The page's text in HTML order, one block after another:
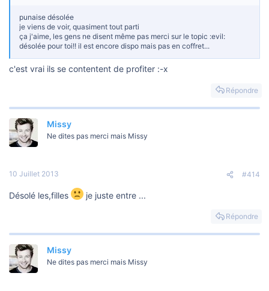
punaise désolée
je viens de voir, quasiment tout parti
ça j'aime, les gens ne disent même pas merci sur le topic :evil:
désolée pour toi!! il est encore dispo mais pas en coffret...
c'est vrai ils se contentent de profiter :-x
Répondre
Missy
Ne dites pas merci mais Missy
10 Juillet 2013 #414
Désolé les,filles je juste entre ...
Répondre
Missy
Ne dites pas merci mais Missy